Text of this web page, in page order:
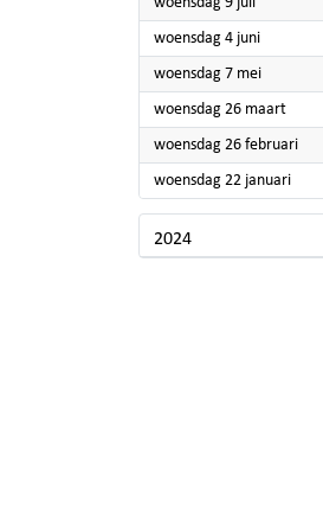
woensdag 4 juni2025
woensdag 7 mei2025
woensdag 26 maart2025
woensdag 26 februari2025
woensdag 22 januari2025
2024